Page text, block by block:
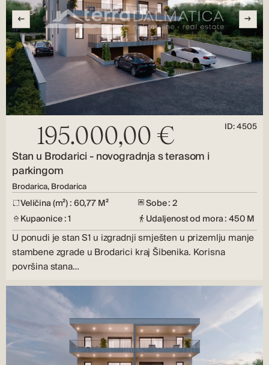
195.000,00 € ID: 4505
Stan u Brodarici - novogradnja s terasom i
parkingom
Brodarica, Brodarica
Veličina (m²) : 60,77 M²
Sobe : 2
Kupaonice : 1
Udaljenost od mora : 450 M
U ponudi je stan S1 u izgradnji smješten u prizemlju manje
stambene zgrade u Brodarici kraj Šibenika. Korisna
površina stana…